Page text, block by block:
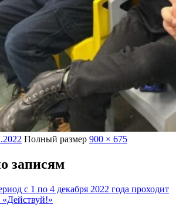
Полный размер 900 × 675
записям
с 1 по 4 декабря 2022 года проходит